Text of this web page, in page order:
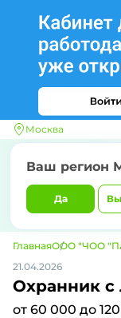
Москва
Ваш регион
Да
ГлавнаяООО "ЧОО
21.04.2026
Охранник с
от 60 000 до